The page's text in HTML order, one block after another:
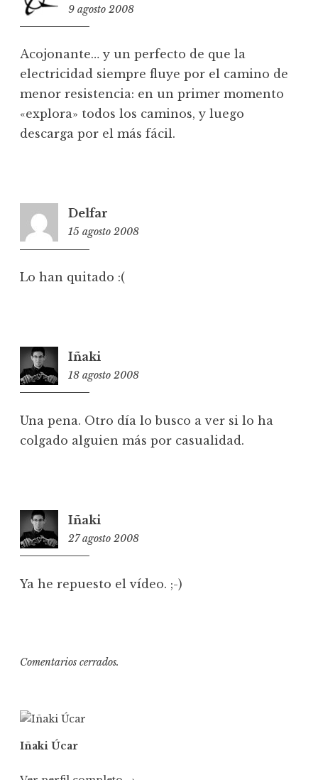
9 agosto 2008
Acojonante… y un perfecto de que la
electricidad siempre fluye por el camino de
menor resistencia: en un primer momento
«explora» todos los caminos, y luego
descarga por el más fácil.
Delfar
15 agosto 2008
Lo han quitado :(
Iñaki
18 agosto 2008
Una pena. Otro día lo busco a ver si lo ha
colgado alguien más por casualidad.
Iñaki
27 agosto 2008
Ya he repuesto el vídeo. ;-)
Comentarios cerrados.
Iñaki Úcar